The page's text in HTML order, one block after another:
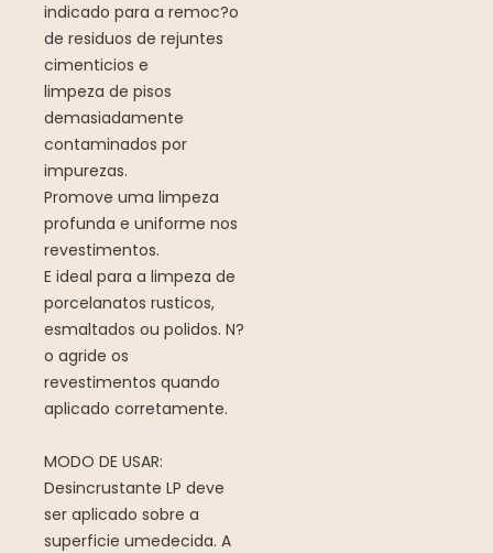
indicado para a remoc?o
de residuos de rejuntes
cimenticios e
limpeza de pisos
demasiadamente
contaminados por
impurezas.
Promove uma limpeza
profunda e uniforme nos
revestimentos.
E ideal para a limpeza de
porcelanatos rusticos,
esmaltados ou polidos. N?
o agride os
revestimentos quando
aplicado corretamente.
MODO DE USAR:
Desincrustante LP deve
ser aplicado sobre a
superficie umedecida. A